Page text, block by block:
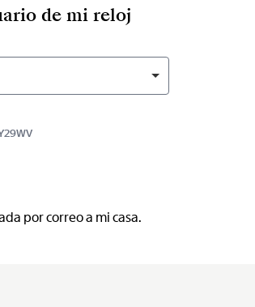
de mi reloj
por correo a mi casa.